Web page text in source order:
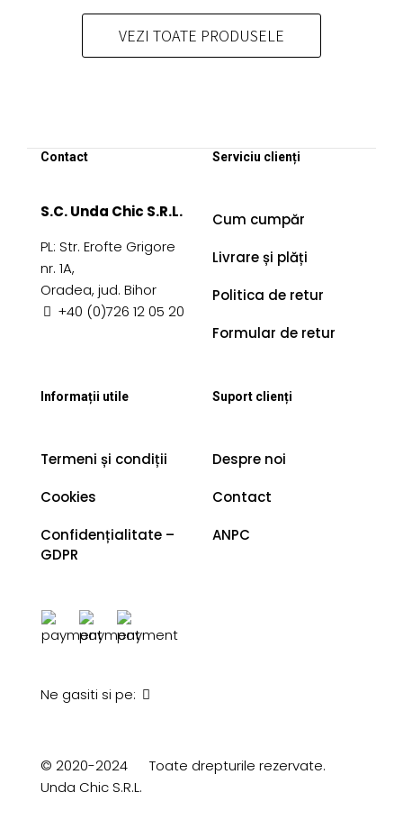
VEZI TOATE PRODUSELE
Contact
S.C. Unda Chic S.R.L.
PL: Str. Erofte Grigore
nr. 1A,
Oradea, jud. Bihor
+40 (0)726 12 05 20
Serviciu clienți
Cum cumpăr
Livrare și plăți
Politica de retur
Formular de retur
Informații utile
Termeni și condiții
Cookies
Confidențialitate –
GDPR
Suport clienți
Despre noi
Contact
ANPC
Ne gasiti si pe:
© 2020-2024
Toate drepturile rezervate.
Unda Chic S.R.L.